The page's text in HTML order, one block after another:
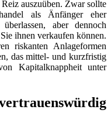
auszuüben. Zwar sollte
als Änfänger eher
aber dennoch
ihnen verkaufen können.
riskanten Anlageformen
das mittel- und kurzfristig
Kapitalknappheit unter